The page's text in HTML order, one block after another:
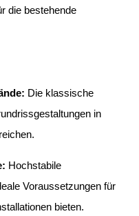
die bestehende
Die klassische
in
Hochstabile
Voraussetzungen für
bieten.